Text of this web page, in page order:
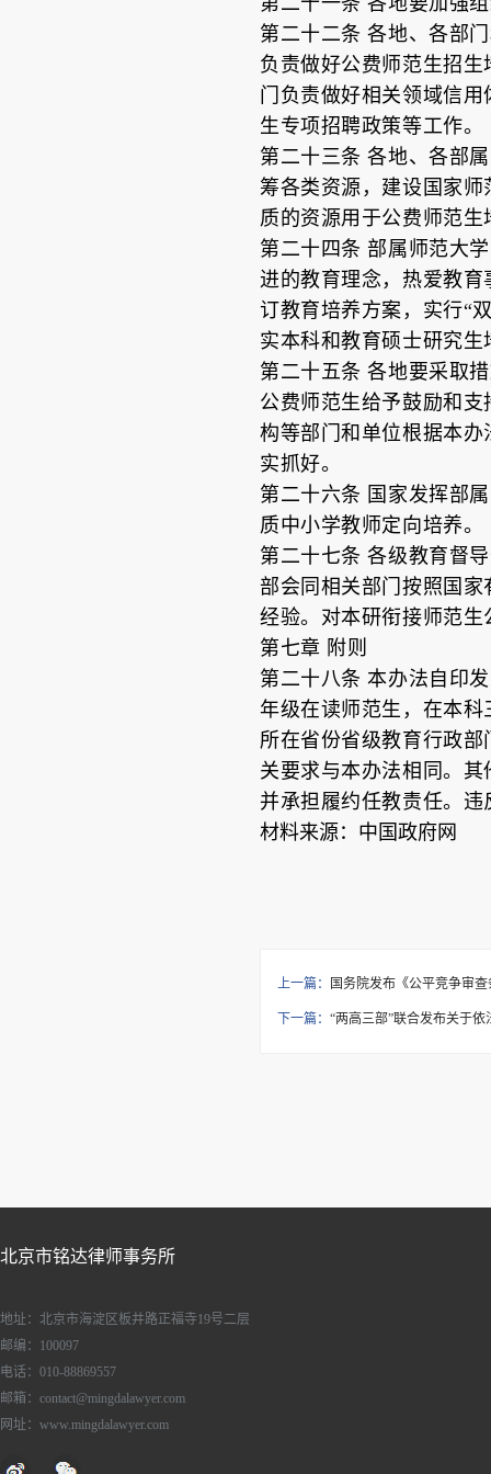
第二十二条 各地、各部
负责做好公费师范生招
门负责做好相关领域信
生专项招聘政策等工作。
第二十三条 各地、各部
筹各类资源，建设国家
质的资源用于公费师范
第二十四条 部属师范大
进的教育理念，热爱教
订教育培养方案，实行“
实本科和教育硕士研究
第二十五条 各地要采取
公费师范生给予鼓励和
构等部门和单位根据本
实抓好。
第二十六条 国家发挥部
质中小学教师定向培养。
第二十七条 各级教育督
部会同相关部门按照国
经验。对本研衔接师范
第七章 附则
第二十八条 本办法自印
年级在读师范生，在本
所在省份省级教育行政
关要求与本办法相同。
并承担履约任教责任。
材料来源：中国政府网
上一篇： 国务院发布《公平竞争审
下一篇： “两高三部”联合发布关于
北京市铭达律师事务所
地址：北京市海淀区板井路正福寺19号二层
邮编：100097
电话：010-88869557
邮箱：contact@mingdalawyer.com
网址：www.mingdalawyer.com